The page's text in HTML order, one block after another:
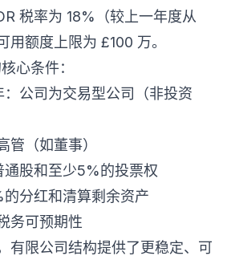
税率为 18%（较上一年度从
用额度上限为 £100 万。
心条件：
公司为交易型公司（非投资
管（如董事）
股和至少5%的投票权
分红和清算剩余资产
务可预期性
有限公司结构提供了更稳定、可